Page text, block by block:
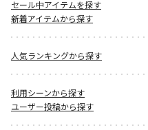
セール中アイテムを探す
新着アイテムから探す
人気ランキングから探す
利用シーンから探す
ユーザー投稿から探す